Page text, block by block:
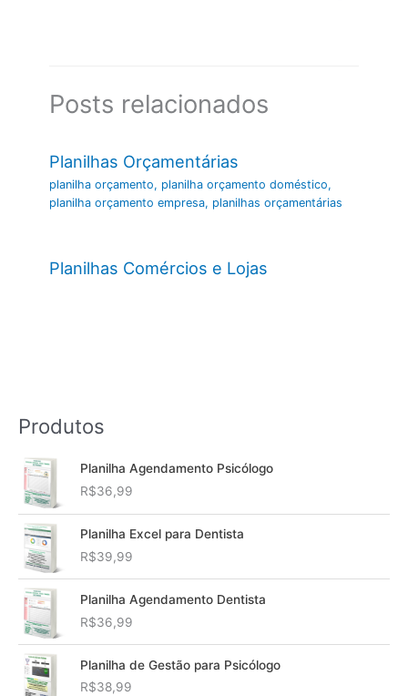
Posts relacionados
Planilhas Orçamentárias
planilha orçamento, planilha orçamento doméstico,
planilha orçamento empresa, planilhas orçamentárias
Planilhas Comércios e Lojas
Produtos
Planilha Agendamento Psicólogo
R$36,99
Planilha Excel para Dentista
R$39,99
Planilha Agendamento Dentista
R$36,99
Planilha de Gestão para Psicólogo
R$38,99